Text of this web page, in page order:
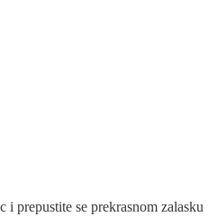
i prepustite se prekrasnom zalasku